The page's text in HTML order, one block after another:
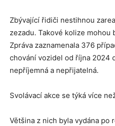
Zbývající řidiči nestihnou
zezadu. Takové kolize mohou
Zpráva zaznamenala 376
chování vozidel od října 2024
nepříjemná a nepřijatelná.
Svolávací akce se týká více
Většina z nich byla vydána po